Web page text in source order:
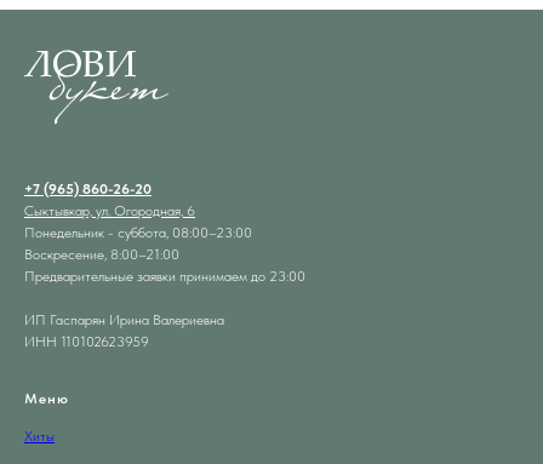
+7 (965) 860-26-20
Сыктывкар, ул. Огородная, 6
Понедельник - суббота, 08:00–23:00
Воскресение, 8:00–21:00
Предварительные заявки принимаем до 23:00
ИП Гаспарян Ирина Валериевна
ИНН 110102623959
Меню
Хиты